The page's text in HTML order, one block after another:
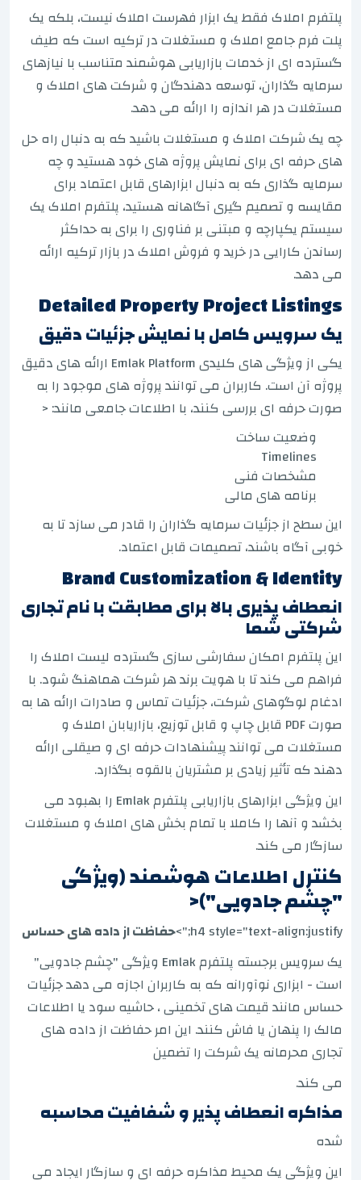
پلتفرم املاک فقط یک ابزار فهرست املاک نیست، بلکه یک
پلت فرم جامع املاک و مستغلات در ترکیه است که طیف
گسترده ای از خدمات بازاریابی هوشمند متناسب با نیازهای
سرمایه گذاران، توسعه دهندگان و شرکت های املاک و
مستغلات در هر اندازه را ارائه می دهد.
چه یک شرکت املاک و مستغلات باشید که به دنبال راه حل
های حرفه ای برای نمایش پروژه های خود هستید و چه
سرمایه گذاری که به دنبال ابزارهای قابل اعتماد برای
مقایسه و تصمیم گیری آگاهانه هستید، پلتفرم املاک یک
سیستم یکپارچه و مبتنی بر فناوری را برای به حداکثر
رساندن کارایی در خرید و فروش املاک در بازار ترکیه ارائه
می دهد.
Detailed Property Project Listings
یک سرویس کامل با نمایش جزئیات دقیق
یکی از ویژگی های کلیدی Emlak Platform ارائه های دقیق
پروژه آن است. کاربران می توانند پروژه های موجود را به
صورت حرفه ای بررسی کنند، با اطلاعات جامعی مانند: <
وضعیت ساخت
Timelines
مشخصات فنی
برنامه های مالی
این سطح از جزئیات سرمایه گذاران را قادر می سازد تا به
خوبی آگاه باشند، تصمیمات قابل اعتماد.
Brand Customization & Identity
انعطاف پذیری بالا برای مطابقت با نام تجاری
شرکتی شما
این پلتفرم امکان سفارشی سازی گسترده لیست املاک را
فراهم می کند تا با هویت برند هر شرکت هماهنگ شود. با
ادغام لوگوهای شرکت، جزئیات تماس و صادرات ارائه ها به
صورت PDF قابل چاپ و قابل توزیع، بازاریابان املاک و
مستغلات می توانند پیشنهادات حرفه ای و صیقلی ارائه
دهند که تأثیر زیادی بر مشتریان بالقوه بگذارد.
این ویژگی ابزارهای بازاریابی پلتفرم Emlak را بهبود می
بخشد و آنها را کاملا با تمام بخش های املاک و مستغلات
سازگار می کند.
کنترل اطلاعات هوشمند (ویژگی
"چشم جادویی")<
h4 style="text-align:justify;"> حفاظت از داده های حساس
یک سرویس برجسته پلتفرم Emlak ویژگی "چشم جادویی"
است - ابزاری نوآورانه که به کاربران اجازه می دهد جزئیات
حساس مانند قیمت های تخمینی ، حاشیه سود یا اطلاعات
مالک را پنهان یا فاش کنند. این امر حفاظت از داده های
تجاری محرمانه یک شرکت را تضمین
می کند.
مذاکره انعطاف پذیر و شفافیت محاسبه
شده
این ویژگی یک محیط مذاکره حرفه ای و سازگار ایجاد می